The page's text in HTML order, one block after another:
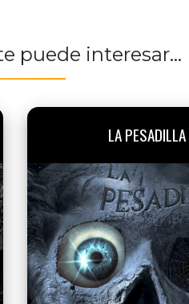
puede interesar...
LA PESADILLA